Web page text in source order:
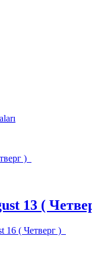
13 (